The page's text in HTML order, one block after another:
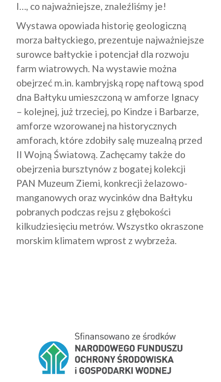
I…, co najważniejsze, znaleźliśmy je!
Wystawa opowiada historię geologiczną
morza bałtyckiego, prezentuje najważniejsze
surowce bałtyckie i potencjał dla rozwoju
farm wiatrowych. Na wystawie można
obejrzeć m.in. kambryjską ropę naftową spod
dna Bałtyku umieszczoną w amforze Ignacy
– kolejnej, już trzeciej, po Kindze i Barbarze,
amforze wzorowanej na historycznych
amforach, które zdobiły salę muzealną przed
II Wojną Światową. Zachęcamy także do
obejrzenia bursztynów z bogatej kolekcji
PAN Muzeum Ziemi, konkrecji żelazowo-
manganowych oraz wycinków dna Bałtyku
pobranych podczas rejsu z głębokości
kilkudziesięciu metrów. Wszystko okraszone
morskim klimatem wprost z wybrzeża.